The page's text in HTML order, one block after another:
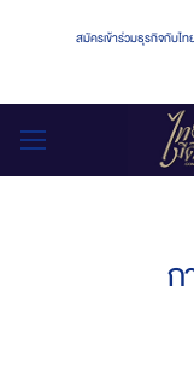
สมัครเข้าร่วมธุรกิจกับไ
ก